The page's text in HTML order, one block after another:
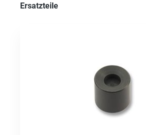
Ignorer la galerie de produits
Ersatzteile